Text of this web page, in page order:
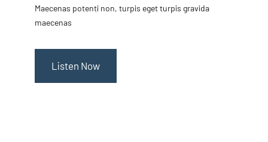
Maecenas potenti non, turpis eget turpis gravida
maecenas
Listen Now